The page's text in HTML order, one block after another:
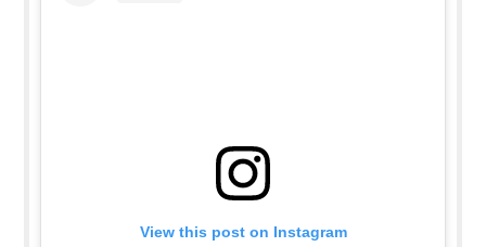
View this post on Instagram